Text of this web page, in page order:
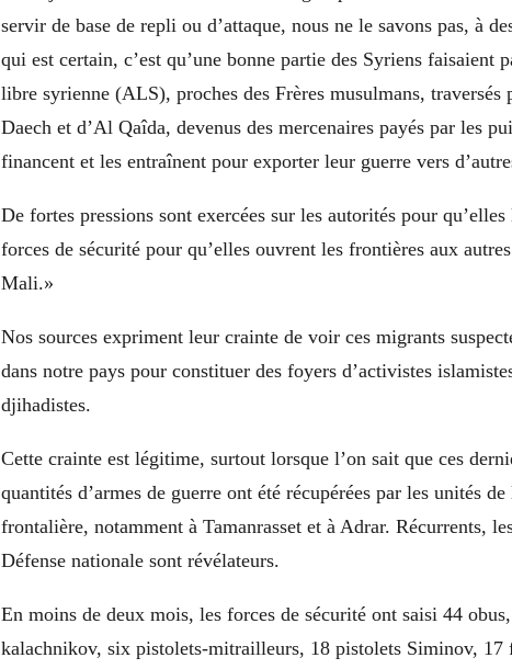
servir de base de repli ou d’attaque, nous ne le savons pas, à
qui est certain, c’est qu’une bonne partie des Syriens faisaient
libre syrienne (ALS), proches des Frères musulmans, traversés
Daech et d’Al Qaîda, devenus des mercenaires payés par les
financent et les entraînent pour exporter leur guerre vers
De fortes pressions sont exercées sur les autorités pour
forces de sécurité pour qu’elles ouvrent les frontières aux
Mali.»
Nos sources expriment leur crainte de voir ces migrants
dans notre pays pour constituer des foyers d’activistes
djihadistes.
Cette crainte est légitime, surtout lorsque l’on sait que ces
quantités d’armes de guerre ont été récupérées par les unités
frontalière, notamment à Tamanrasset et à Adrar. Récurrents,
Défense nationale sont révélateurs.
En moins de deux mois, les forces de sécurité ont saisi 44
kalachnikov, six pistolets-mitrailleurs, 18 pistolets Siminov, 17